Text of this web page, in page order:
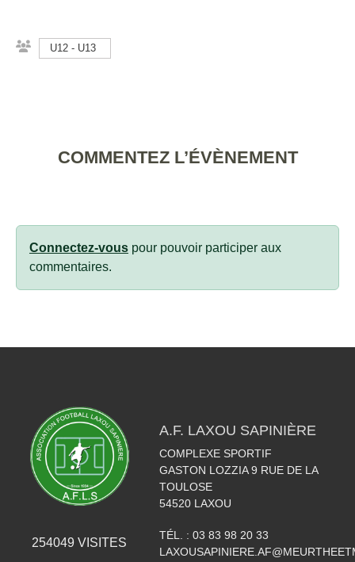
U12 - U13
COMMENTEZ L’ÉVÈNEMENT
Connectez-vous pour pouvoir participer aux
commentaires.
254049 VISITES
A.F. LAXOU SAPINIÈRE
COMPLEXE SPORTIF
GASTON LOZZIA 9 RUE DE LA
TOULOSE
54520 LAXOU
TÉL. : 03 83 98 20 33